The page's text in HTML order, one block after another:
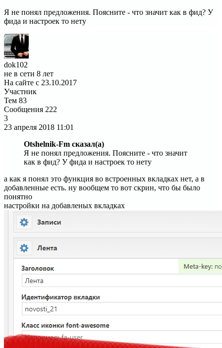
Я не понял предложения. Поясните - что значит как в фид? У
фида и настроек то нету
dok102
не в сети 8 лет
На сайте с 23.10.2017
Участник
Тем 83
Сообщения 222
3
23 апреля 2018 11:01
Otshelnik-Fm сказал(а)
Я не понял предложения. Поясните - что значит
как в фид? У фида и настроек то нету
а как я понял это функция во встроенных вкладках нет, а в
добавленные есть. ну вообщем то вот скрин, что бы было
понятно
настройки на добавленых вкладках